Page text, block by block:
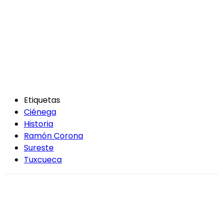
Etiquetas
Ciénega
Historia
Ramón Corona
Sureste
Tuxcueca